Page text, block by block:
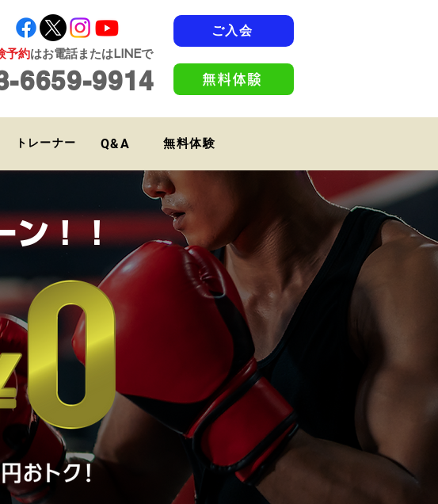
ご入会
予約はお電話またはLINEで
6659-9914 無料体験
トレーナー Q&A 無料体験
ン！！